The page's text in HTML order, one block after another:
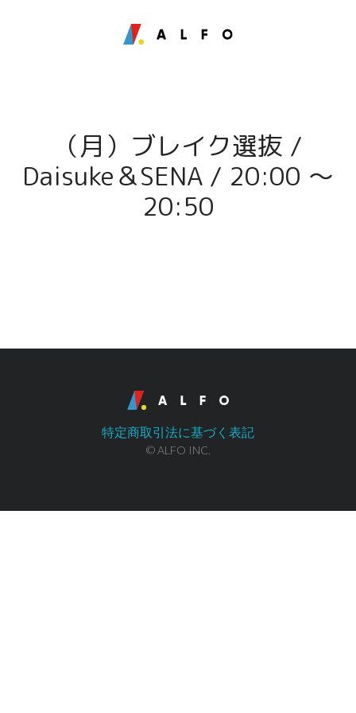
（月）ブレイク選抜 /
Daisuke＆SENA / 20:00 〜
20:50
特定商取引法に基づく表記
© ALFO INC.